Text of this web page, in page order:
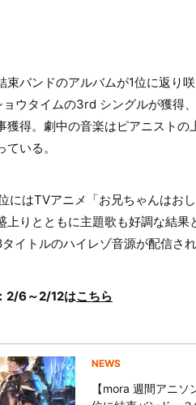
束バンドのアルバムが1位に返り
ョウタイムの3rd シングルが獲得
獲得。劇中の音楽はピアニスト
ている。
にはTVアニメ「お兄ちゃんはお
上りとともに主題歌も好調な結
イトルのハイレゾ音源が配信さ
2/6～2/12はこちら
NEWS
【mora 週間アニ